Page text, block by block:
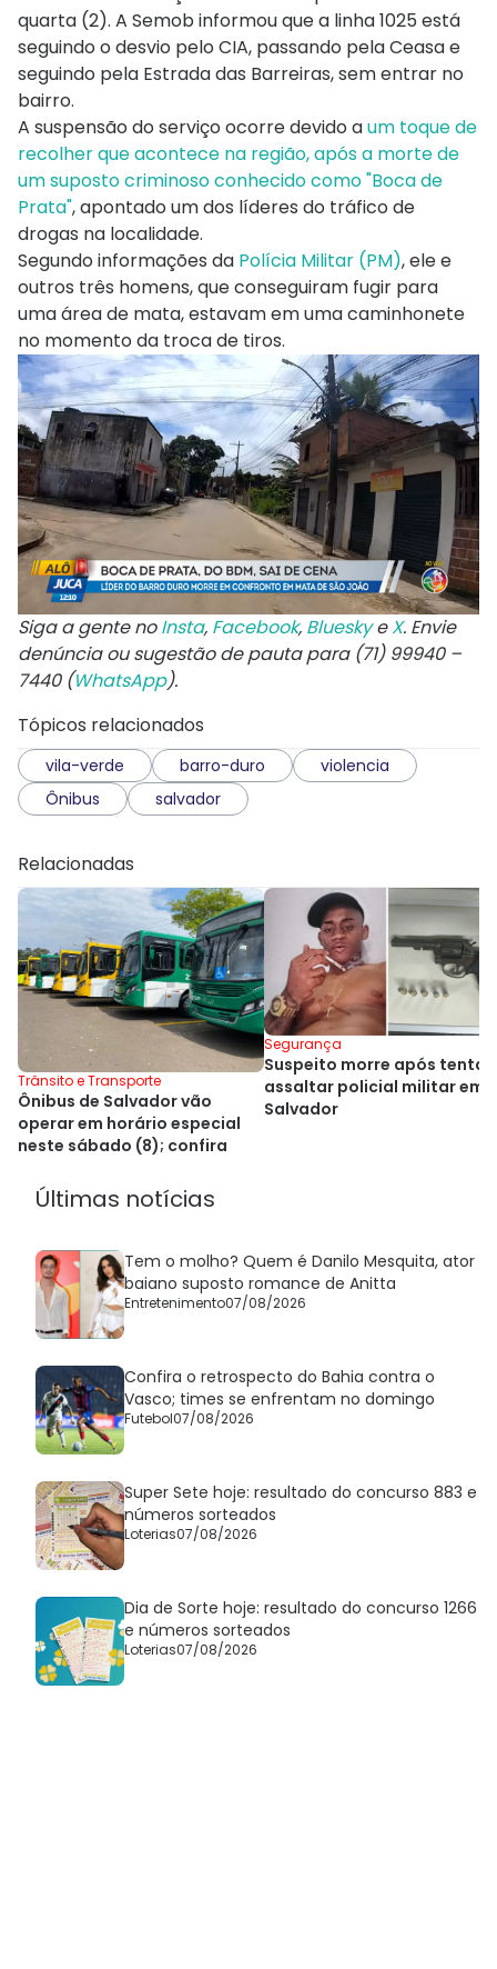
quarta (2). A Semob informou que a linha 1025 está
seguindo o desvio pelo CIA, passando pela Ceasa e
seguindo pela Estrada das Barreiras, sem entrar no
bairro.
A suspensão do serviço ocorre devido aum toque de
recolher que acontece na região, após a morte de
um suposto criminoso conhecido como "Boca de
Prata", apontado um dos líderes do tráfico de
drogas na localidade.
Segundo informações da Polícia Militar (PM), ele e
outros três homens, que conseguiram fugir para
uma área de mata, estavam em uma caminhonete
no momento da troca de tiros.
Siga a gente noInsta, Facebook, BlueskyeX. Envie
denúncia ou sugestão de pauta para (71) 99940 –
7440 (WhatsApp).
Tópicos relacionados
vila-verde barro-duro
violencia
Ônibus
salvador
Relacionadas
Trânsito e Transporte
Ônibus de Salvador vão
operar em horário especial
neste sábado (8); confira
Segurança
Suspeito morre após tentar
assaltar policial militar em
Salvador
Últimas notícias
Tem o molho? Quem é Danilo Mesquita, ator
baiano suposto romance de Anitta
Entretenimento07/08/2026
Confira o retrospecto do Bahia contra o
Vasco; times se enfrentam no domingo
Futebol07/08/2026
Super Sete hoje: resultado do concurso 883 e
números sorteados
Loterias07/08/2026
Dia de Sorte hoje: resultado do concurso 1266
e números sorteados
Loterias07/08/2026